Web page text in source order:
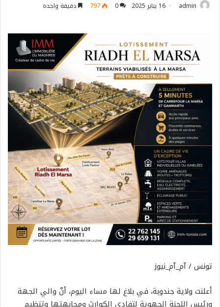
admin 16 يناير 2025 0
797 دقيقة واحدة
تونس / آم_آم_نيوز
أعلنت ولاية جندوبة، في بلاغ لها مساء اليوم، أنّ والي الجهة
ورئيس اللجنة الجهوية لتفادي الكوارث ومجابهتها وتنظيم